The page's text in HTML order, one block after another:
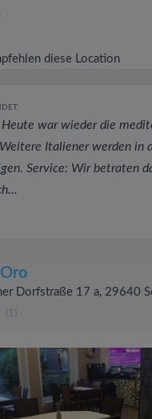
diese Location
war wieder die
Italiener werden in
Service: Wir betraten
Dorfstraße 17 a, 29640
(1)